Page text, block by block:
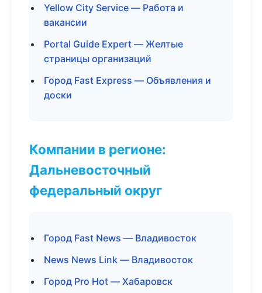
Yellow City Service — Работа и
вакансии
Portal Guide Expert — Желтые
страницы организаций
Город Fast Express — Объявления и
доски
Компании в регионе:
Дальневосточный
федеральный округ
Город Fast News — Владивосток
News News Link — Владивосток
Город Pro Hot — Хабаровск